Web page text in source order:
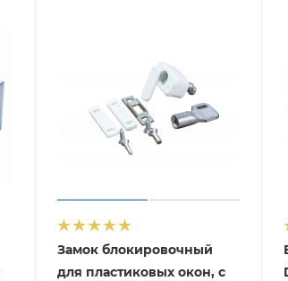
Замок блокировочный
для пластиковых окон, с